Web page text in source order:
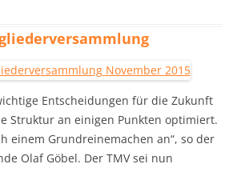
Entscheidungen für die Zukunft
Struktur an einigen Punkten optimiert.
einem Grundreinemachen an“, so der
Olaf Göbel. Der TMV sei nun